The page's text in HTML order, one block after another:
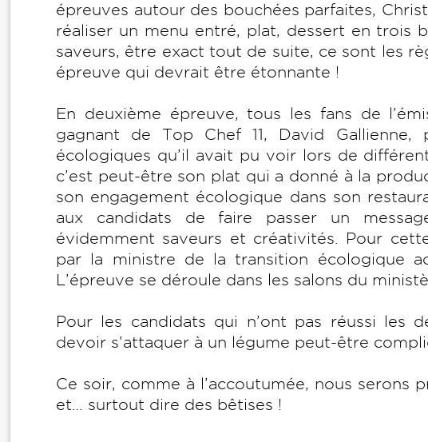
épreuves autour des bouchées parfaites,
réaliser un menu entré, plat, dessert en trois
saveurs, être exact tout de suite, ce sont les
épreuve qui devrait être étonnante !
En deuxième épreuve, tous les fans de
gagnant de Top Chef 11, David
écologiques qu’il avait pu voir lors de
c’est peut-être son plat qui a donné à la
son engagement écologique dans son
aux candidats de faire passer un
évidemment saveurs et créativités. Pour
par la ministre de la transition écologique
L’épreuve se déroule dans les salons du
Pour les candidats qui n’ont pas réussi les
devoir s’attaquer à un légume peut-être
Ce soir, comme à l’accoutumée, nous
et… surtout dire des bêtises !